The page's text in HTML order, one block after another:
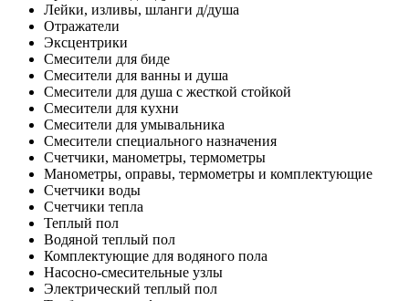
Лейки, изливы, шланги д/душа
Отражатели
Эксцентрики
Смесители для биде
Смесители для ванны и душа
Смесители для душа с жесткой стойкой
Смесители для кухни
Смесители для умывальника
Смесители специального назначения
Счетчики, манометры, термометры
Манометры, оправы, термометры и комплектующие
Счетчики воды
Счетчики тепла
Теплый пол
Водяной теплый пол
Комплектующие для водяного пола
Насосно-смесительные узлы
Электрический теплый пол